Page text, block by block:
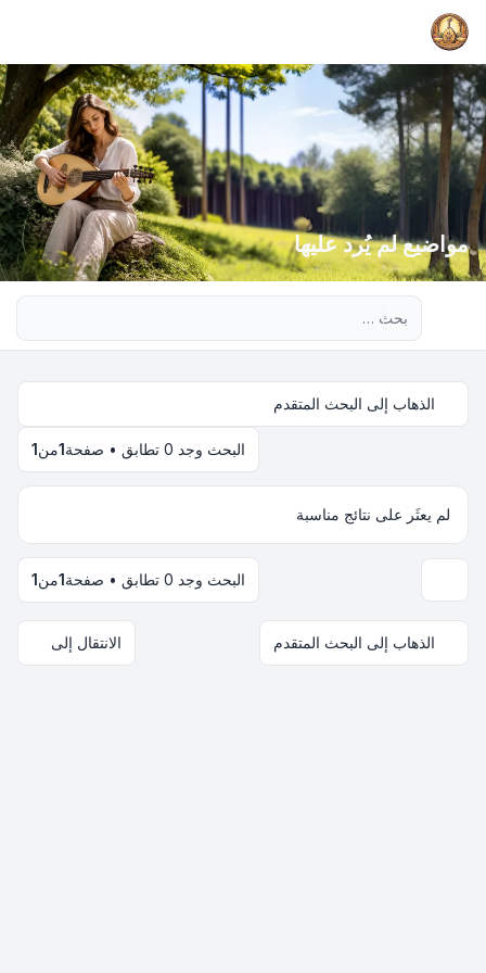
مواضيع لم يُرد عليها
الذهاب إلى البحث المتقدم
البحث وجد 0 تطابق • صفحة 1من1
لم يعثَر على نتائج مناسبة
البحث وجد 0 تطابق • صفحة 1من1
الذهاب إلى البحث المتقدم الانتقال إلى